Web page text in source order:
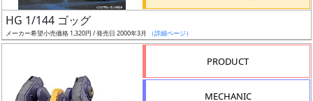
日
発
売
Web
プッ
HG 1/144 ゴッグ
メーカー希望小売価格 1,320円 / 発売日 2000年3月 （詳細ページ）
PRODUCT
MECHANIC